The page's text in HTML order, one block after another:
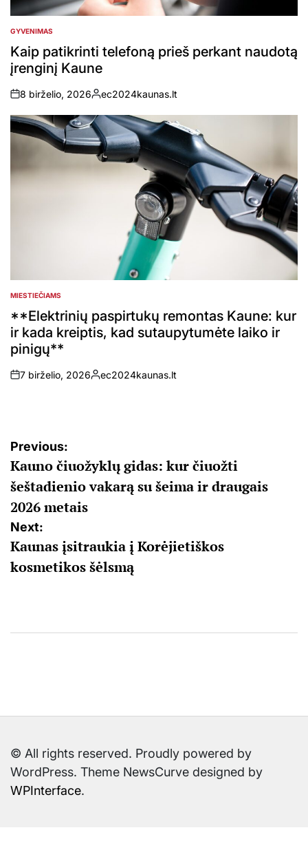
POSTED
IN
GYVENIMAS
Kaip patikrinti telefoną prieš perkant naudotą
įrenginį Kaune
on
8 birželio, 2026
Posted
by
ec2024kaunas.lt
POSTED
MIESTIEČIAMS
**Elektrinių paspirtukų remontas Kaune: kur
ir kada kreiptis, kad sutaupytumėte laiko ir
pinigų**
on
7 birželio, 2026
Posted
ec2024kaunas.lt
Navigacija
tarp
įrašų
Previous:
Kauno čiuožyklų gidas: kur čiuožti
šeštadienio vakarą su šeima ir draugais
2026 metais
Next:
Kaunas įsitraukia į Korėjietiškos
kosmetikos šėlsmą
© All rights reserved. Proudly powered by
WordPress. Theme NewsCurve designed by
WPInterface.